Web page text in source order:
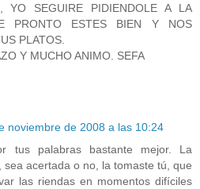
SEGUIRE PIDIENDOLE A LA
PRONTO ESTES BIEN Y NOS
PLATOS.
Y MUCHO ANIMO. SEFA
noviembre de 2008 a las 10:24
tus palabras bastante mejor. La
sea acertada o no, la tomaste tú, que
las riendas en momentos difíciles